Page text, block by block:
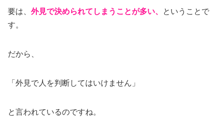
要は、 外見で決められてしまうことが多い、
ということで
す。
だから、
「外見で人を判断してはいけません」
と言われているのですね。